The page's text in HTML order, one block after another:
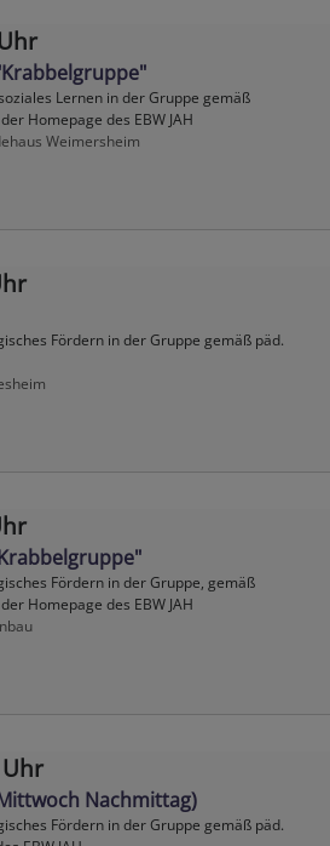
Lernen in der Gruppe gemäß
Homepage des EBW JAH
Weimersheim
Fördern in der Gruppe gemäß päd.
Fördern in der Gruppe, gemäß
Homepage des EBW JAH
Nachmittag)
Fördern in der Gruppe gemäß päd.